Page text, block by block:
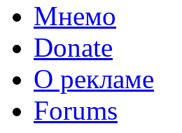
Мнемо
Donate
О рекламе
Forums